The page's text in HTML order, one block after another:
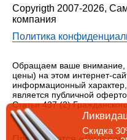
Copyrigth 2007-2026,
компания
Политика
Обращаем ваше внимание,
цены) на этом интернет-
информационный
является публичной
Статьи 437 (2)
Скидка